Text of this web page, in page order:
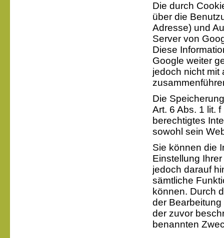
Die durch
über die
Adresse) und
Server von
Diese
Google weiter
jedoch nicht mit
Die
Art. 6 Abs. 1 lit.
berechtigtes
sowohl sein
Sie können die
Einstellung
jedoch darauf
sämtliche
können. Durch
der
der zuvor
benannten